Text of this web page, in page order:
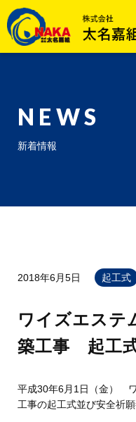
NEWS
新着情報
2018年6月5日 起工式
ワイズエステ
築工事 起工
平成30年6月1日（金）
工事の起工式並び安全祈願